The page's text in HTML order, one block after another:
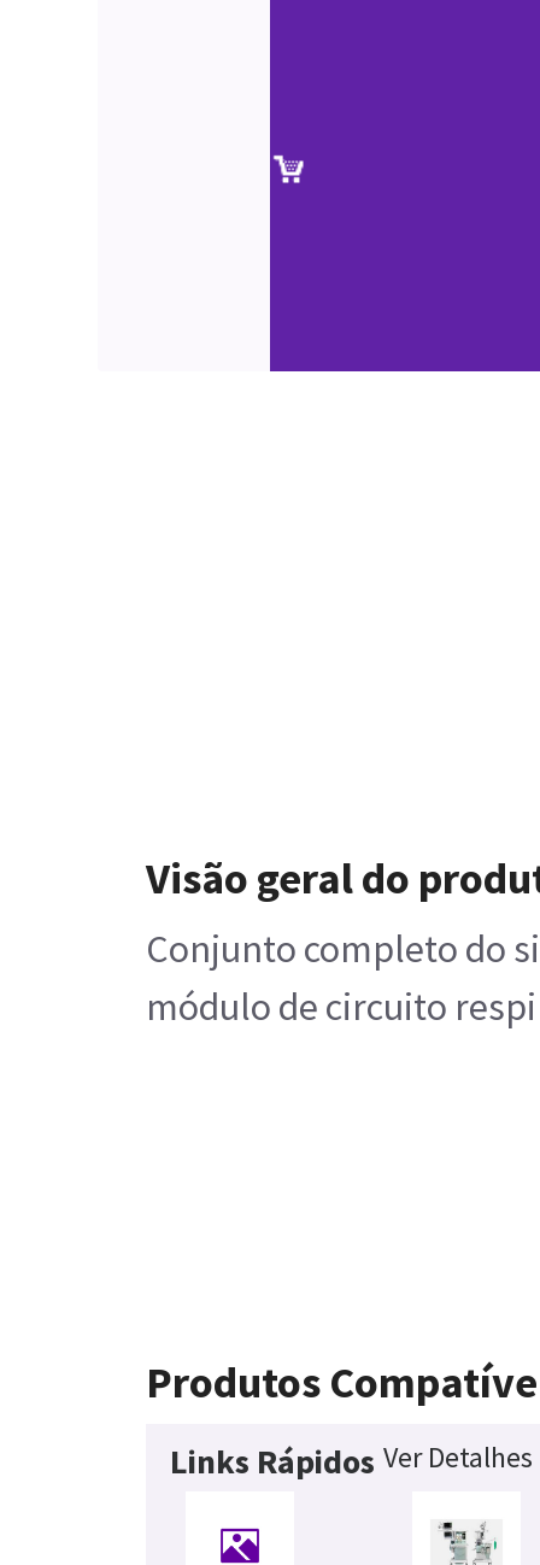
Visão geral do
Conjunto completo do
módulo de circuito
Produtos
Links Rápidos Ver